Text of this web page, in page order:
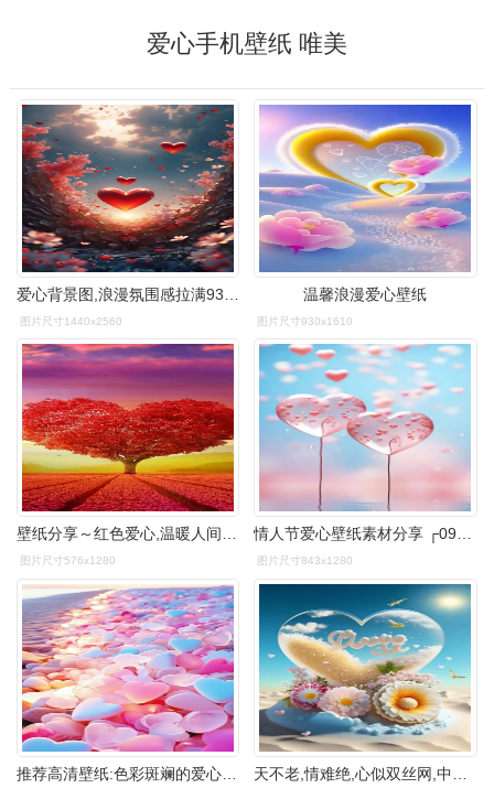
爱心手机壁纸 唯美
图片尺寸1440x2560
温馨浪漫爱心壁纸
图片尺寸930x1610
壁纸分享～红色爱心,温暖人间,传递关爱与希望 #跨年创作挑战赛
图片尺寸576x1280
情人节爱心壁纸素材分享 ┌0922802823| .2828728.
图片尺寸843x1280